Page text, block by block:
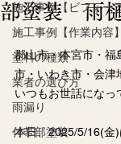
施工事例【ビフォー
施工事例【作業内容】
塗料の種類
業者の選び方
雨漏り
付帯部塗装
部塗装 雨樋
郡山市・本宮市・福
市・いわき市・会津
いつもお世話になっ
本日、2025/5/16(